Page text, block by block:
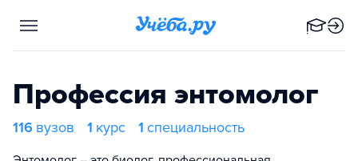
Профессия энтомолог
116 вузов 1 курс 1 специальность